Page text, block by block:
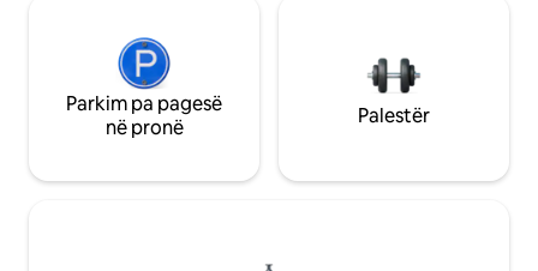
Parkim pa pagesë
në pronë
Palestër